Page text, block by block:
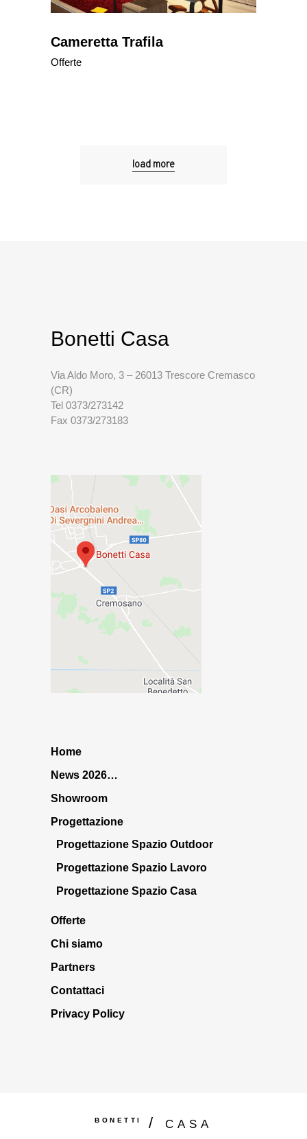
Cameretta Trafila
Offerte
load more
Bonetti Casa
Via Aldo Moro, 3 – 26013 Trescore Cremasco
(CR)
Tel 0373/273142
Fax 0373/273183
Home
News 2026…
Showroom
Progettazione
Progettazione Spazio Outdoor
Progettazione Spazio Lavoro
Progettazione Spazio Casa
Offerte
Chi siamo
Partners
Contattaci
Privacy Policy
BONETTI CASA